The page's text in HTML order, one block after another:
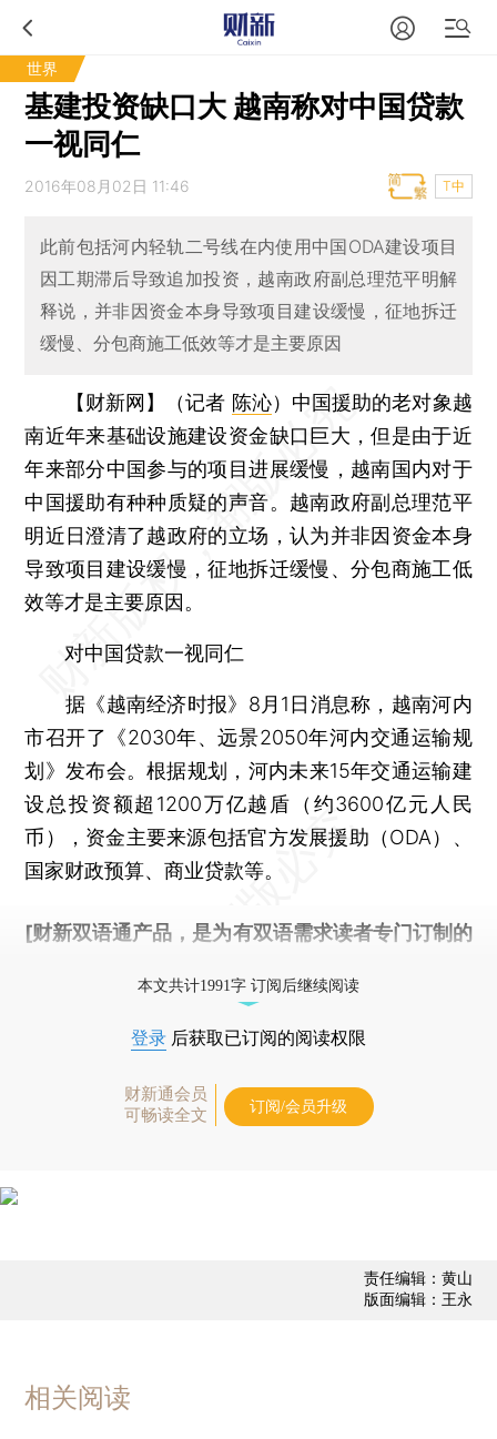
世界
基建投资缺口大 越南称对中国贷款
一视同仁
2016年08月02日 11:46 T中
此前包括河内轻轨二号线在内使用中国ODA建设项目
因工期滞后导致追加投资，越南政府副总理范平明解
释说，并非因资金本身导致项目建设缓慢，征地拆迁
缓慢、分包商施工低效等才是主要原因
【财新网】（记者 陈沁） 中国援助的老对象越
南近年来基础设施建设资金缺口巨大，但是由于近
年来部分中国参与的项目进展缓慢，越南国内对于
中国援助有种种质疑的声音。越南政府副总理范平
明近日澄清了越政府的立场，认为并非因资金本身
导致项目建设缓慢，征地拆迁缓慢、分包商施工低
效等才是主要原因。
对中国贷款一视同仁
据《越南经济时报》8月1日消息称，越南河内
市召开了《2030年、远景2050年河内交通运输规
划》发布会。根据规划，河内未来15年交通运输建
设总投资额超1200万亿越盾（约3600亿元人民
币），资金主要来源包括官方发展援助（ODA）、
国家财政预算、商业贷款等。
[财新双语通产品，是为有双语需求读者专门订制的
本文共计1991字 订阅后继续阅读
登录 后获取已订阅的阅读权限
财新通会员
可畅读全文
订阅/会员升级
责任编辑：黄山
版面编辑：王永
相关阅读